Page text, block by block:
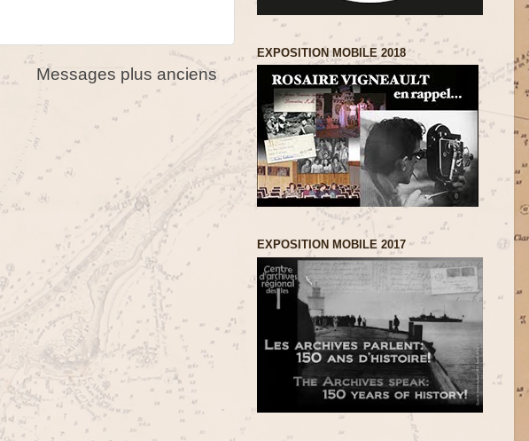
Messages plus anciens
EXPOSITION MOBILE 2018
EXPOSITION MOBILE 2017